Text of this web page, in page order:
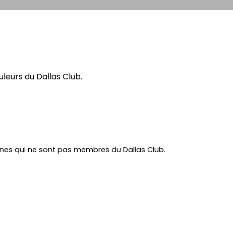
du Dallas Club.
qui ne sont pas membres du Dallas Club.